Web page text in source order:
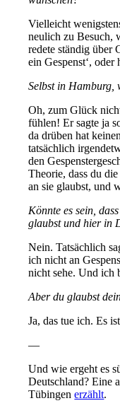
Vielleicht
neulich zu Besuch,
redete ständig über
ein Gespenst‘,
Selbst in Hamburg,
Oh, zum Glück
fühlen! Er sagte ja
da drüben hat
tatsächlich
den
Theorie, dass du
an sie glaubst, und
Könnte es sein,
glaubst und hier in
Nein. Tatsächlich
ich nicht an
nicht sehe. Und ich
Aber du glaubst
Ja, das tue ich. Es
—
Und wie ergeht es
Deutschland? Eine
Tübingenerzählt.